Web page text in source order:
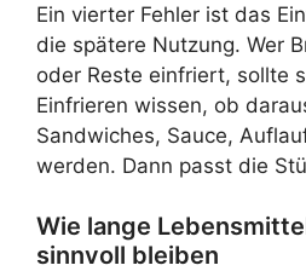
Ein vierter Fehler ist das
die spätere Nutzung. Wer
oder Reste einfriert, sollte
Einfrieren wissen, ob
Sandwiches, Sauce,
werden. Dann passt die
Wie lange
sinnvoll bleiben